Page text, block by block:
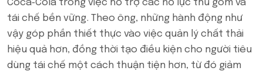
Coca‑Cola trong việc hỗ trợ các nỗ lực thu gom và
tái chế bền vững. Theo ông, những hành động như
vậy góp phần thiết thực vào việc quản lý chất thải
hiệu quả hơn, đồng thời tạo điều kiện cho người tiêu
dùng tái chế một cách thuận tiện hơn, từ đó giảm